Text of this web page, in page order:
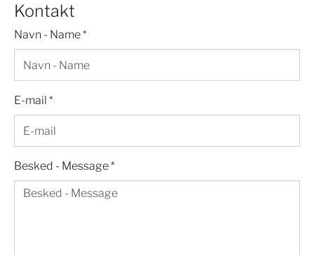
Kontakt
Navn - Name*
E-mail *
Besked - Message*